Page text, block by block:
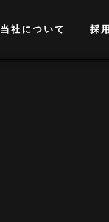
当社について 採